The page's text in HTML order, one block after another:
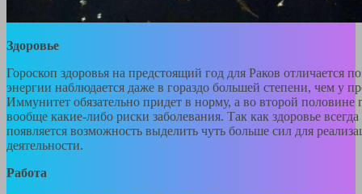
Здоровье
Гороскоп здоровья на предстоящий год для Раков отличается
энергии наблюдается даже в гораздо большей степени, чем у
Иммунитет обязательно придет в норму, а во второй половине
вообще какие-либо риски заболевания. Так как здоровье всегда
появляется возможность выделить чуть больше сил для
деятельности.
Работа